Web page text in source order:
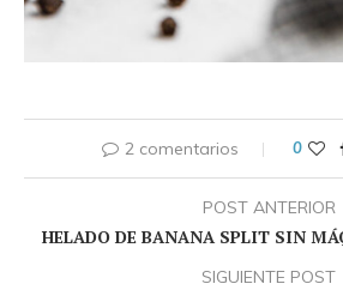
2 comentarios 0
POST ANTERIOR
HELADO DE BANANA SPLIT SIN
SIGUIENTE POST